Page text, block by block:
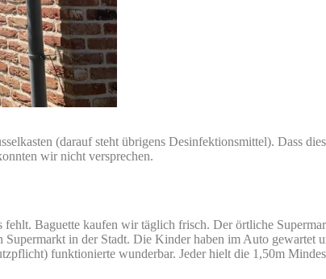
(darauf steht übrigens Desinfektionsmittel). Dass
wir nicht versprechen.
Baguette kaufen wir täglich frisch. Der örtliche
in der Stadt. Die Kinder haben im Auto gewartet
funktionierte wunderbar. Jeder hielt die 1,50m